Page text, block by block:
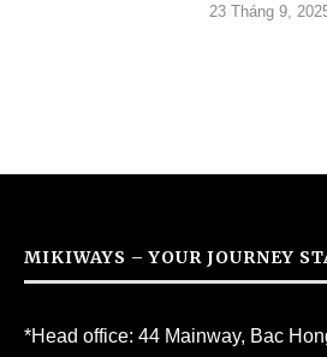
23 Tháng 9,
MIKIWAYS – YOUR JOURNEY
*Head office: 44 Mainway, Bac